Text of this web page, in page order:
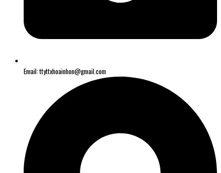
Email: ttyttxhoainhon@gmail.com